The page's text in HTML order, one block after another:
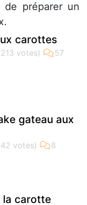
de préparer un
carottes
gateau aux
la carotte